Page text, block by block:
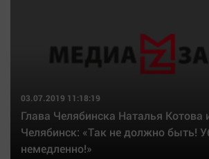
03.07.2019 11:18:19
Глава Челябинска Наталья Котова
Челябинск: «Так не должно быть!
немедленно!»